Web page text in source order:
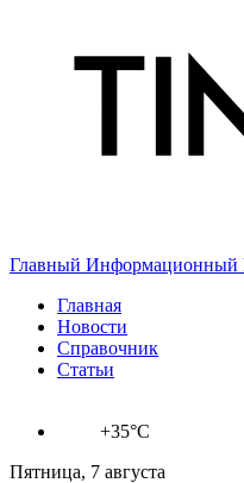
Главный Информационный
Главная
Новости
Справочник
Статьи
+35°C
Пятница, 7 августа